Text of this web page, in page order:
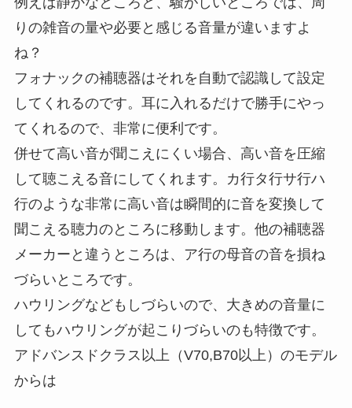
りの雑音の量や必要と感じる音量が違いますよ
ね？
フォナックの補聴器はそれを自動で認識して設定
してくれるのです。耳に入れるだけで勝手にやっ
てくれるので、非常に便利です。
併せて高い音が聞こえにくい場合、高い音を圧縮
して聴こえる音にしてくれます。カ行タ行サ行ハ
行のような非常に高い音は瞬間的に音を変換して
聞こえる聴力のところに移動します。他の補聴器
メーカーと違うところは、ア行の母音の音を損ね
づらいところです。
ハウリングなどもしづらいので、大きめの音量に
してもハウリングが起こりづらいのも特徴です。
アドバンスドクラス以上（V70,B70以上）のモデル
からは